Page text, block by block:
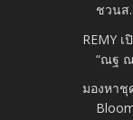
ชวนส
REMY
“ณฐ
มองหาชุ